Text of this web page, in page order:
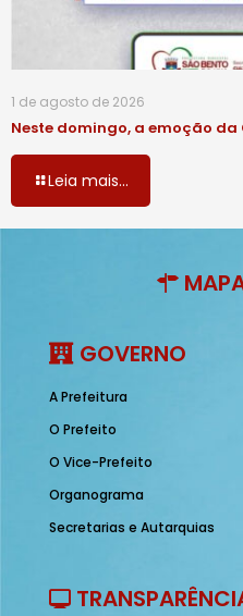
1 de agosto de 2026
Neste domingo, a emoção
Leia mais...
GOVERNO
A Prefeitura
O Prefeito
O Vice-Prefeito
Organograma
Secretarias e Autarquias